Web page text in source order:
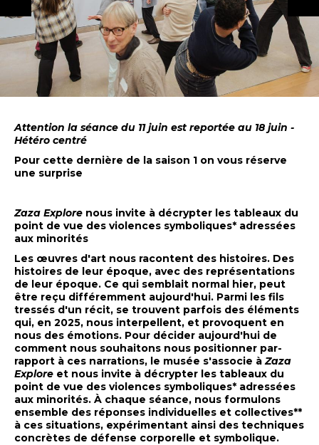
Attention la séance du 11 juin est reportée au 18 juin -
Hétéro centré
Pour cette dernière de la saison 1 on vous réserve
une surprise
Zaza Explore nous invite à décrypter les tableaux du
point de vue des violences symboliques* adressées
aux minorités
Les œuvres d'art nous racontent des histoires. Des
histoires de leur époque, avec des représentations
de leur époque. Ce qui semblait normal hier, peut
être reçu différemment aujourd'hui. Parmi les fils
tressés d'un récit, se trouvent parfois des éléments
qui, en 2025, nous interpellent, et provoquent en
nous des émotions. Pour décider aujourd'hui de
comment nous souhaitons nous positionner par-
rapport à ces narrations, le musée s'associe àZaza
Explore et nous invite à décrypter les tableaux du
point de vue des violences symboliques* adressées
aux minorités. À chaque séance, nous formulons
ensemble des réponses individuelles et collectives**
à ces situations, expérimentant ainsi des techniques
concrètes de défense corporelle et symbolique.